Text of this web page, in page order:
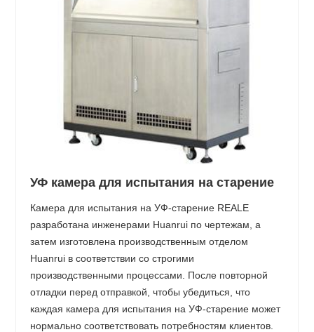
УФ камера для испытания на старение
Камера для испытания на УФ-старение REALE
разработана инженерами Huanrui по чертежам, а
затем изготовлена ​​производственным отделом
Huanrui в соответствии со строгими
производственными процессами. После повторной
отладки перед отправкой, чтобы убедиться, что
каждая камера для испытания на УФ-старение может
нормально соответствовать потребностям клиентов.